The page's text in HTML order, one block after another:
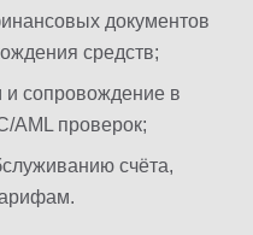
документов
средств;
и сопровождение в
AML проверок;
счёта,